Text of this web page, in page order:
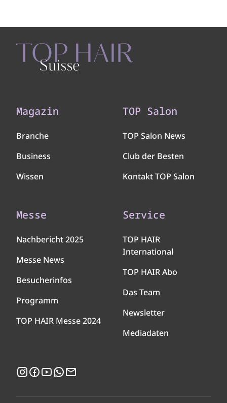
Magazin
Branche
Business
Wissen
TOP Salon
TOP Salon News
Club der Besten
Kontakt TOP Salon
Messe
Nachbericht 2025
Messe News
Besucherinfos
Programm
TOP HAIR Messe 2024
Service
TOP HAIR
International
TOP HAIR Abo
Das Team
Newsletter
Mediadaten
Instagram
Facebook
YouTubeWhatsApp